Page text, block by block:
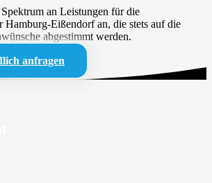
an Leistungen für die
Hamburg-Eißendorf an, die stets auf die
abgestimmt werden.
anfragen